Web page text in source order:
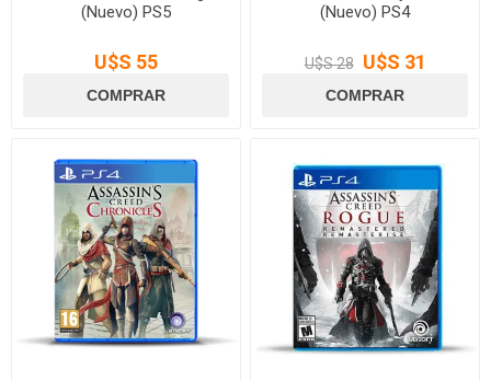
(Nuevo) PS5
U$S 55
(Nuevo) PS4
U$S 28 U$S 31